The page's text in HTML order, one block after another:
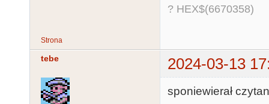
? HEX$(6670358)
Strona
tebe 2024-03-13
sponiewierał